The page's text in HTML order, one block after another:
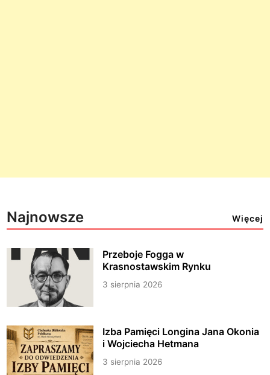
Najnowsze Więcej
Przeboje Fogga w
Krasnostawskim Rynku
3 sierpnia 2026
Izba Pamięci Longina Jana Okonia
i Wojciecha Hetmana
3 sierpnia 2026